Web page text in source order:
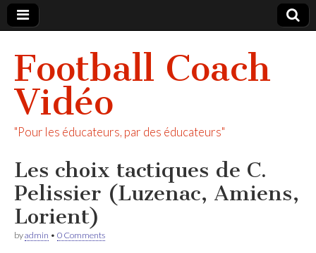
Football Coach
Vidéo
"Pour les éducateurs, par des éducateurs"
Les choix tactiques de C.
Pelissier (Luzenac, Amiens,
Lorient)
byadmin • 0 Comments